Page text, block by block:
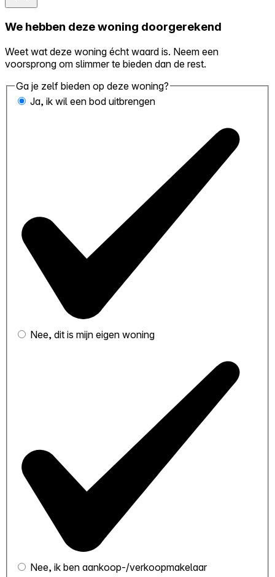
We hebben deze woning doorgerekend
Weet wat deze woning écht waard is. Neem een
voorsprong om slimmer te bieden dan de rest.
Ga je zelf bieden op deze woning?
Ja, ik wil een bod uitbrengen
Nee, dit is mijn eigen woning
Nee, ik ben aankoop-/verkoopmakelaar